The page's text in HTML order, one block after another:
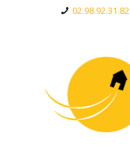
02.98.92.31.82